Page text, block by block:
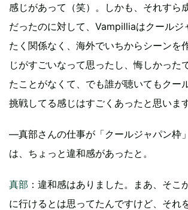
感じがあって（笑）。しかも、それすら
だったのに対して、Vampilliaはクールジ
たく関係なく、海外でいちからシーンを
じがすごいなって思ったし、悔しかった
たことがなくて、でも誰が聴いてもクー
挑戦してる感じはすごくあったと思います
―真部さんの仕事が「クールジャパン枠
は、ちょっと違和感があったと。
真部 ：違和感はありました。まあ、そこ
に行けるとは思ってたんですけど、それ